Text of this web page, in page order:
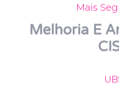
Mais
Melhoria E